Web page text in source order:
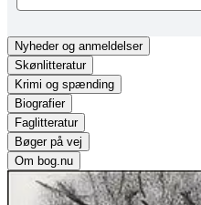
Nyhederog anmeldelser
Skønlitteratur
Krimi og spænding
Biografier
Faglitteratur
Bøger på vej
Om bog.nu